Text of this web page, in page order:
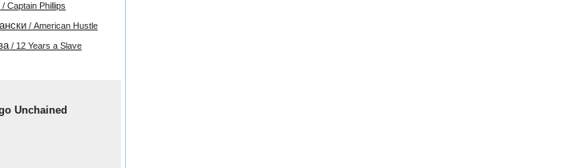
/ Captain Phillips
/ American Hustle
/ 12 Years a Slave
Unchained